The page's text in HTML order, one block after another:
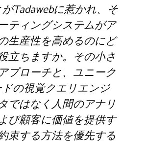
Tadawebに惹かれ、そ
ティングシステムがア
生産性を高めるのにど
立ちますか。その小さ
プローチと、ユニーク
の視覚クエリエンジ
ではなく人間のアナリ
び顧客に価値を提供す
束する方法を優先する